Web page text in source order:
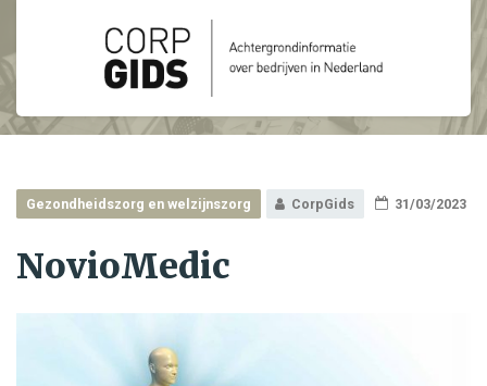
Gezondheidszorg en welzijnszorg CorpGids 31/03/2023
NovioMedic